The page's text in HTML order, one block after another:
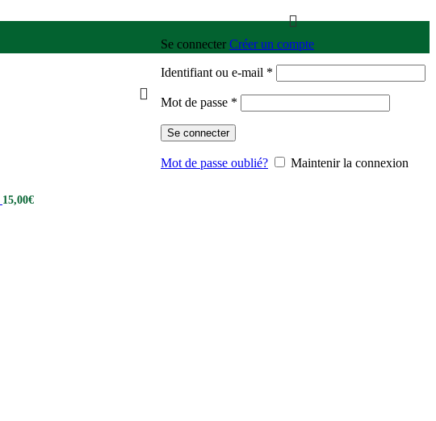
Se connecter Créer un compte
Identifiant ou e-mail *
Mot de passe *
Se connecter
Mot de passe oublié? Maintenir la connexion
15,00€